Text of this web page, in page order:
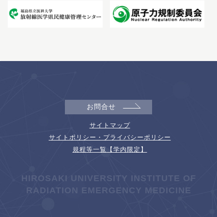
お問合せ
サイトマップ
サイトポリシー・プライバシーポリシー
規程等一覧【学内限定】
HIROSAKI UNIVERSITY INSTITUTE OF
RADIATION EMERGENCY MEDICINE